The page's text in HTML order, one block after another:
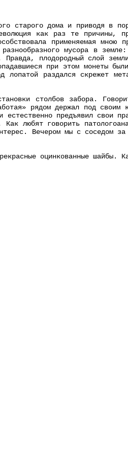
дома и приводя в
как раз те причины,
применяемая мною
мусора в
плодородный слой
при этом монеты
раздался скрежет
столбов забора.
рядом держал под своим
предъявил свои
любят говорить
Вечером мы с соседом
оцинкованные шайбы.